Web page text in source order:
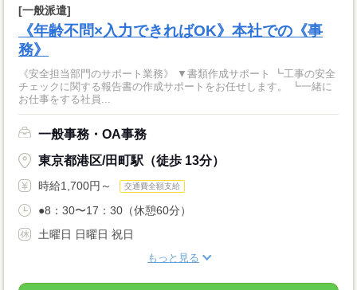
[一般派遣]
《年齢不問×入力できればOK》本社での《事
務》
《安全担当部門のサポート業務》 ▼書類作成サポート ┗工事の安全
チェックに関する報告書の作成サポートをお任せします。 ┗一緒に
お仕事をする社員...
一般事務・OA事務
東京都港区/田町駅（徒歩 13分）
時給1,700円～ 交通費全額支給
●8：30〜17：30（休憩60分）
土曜日 日曜日 祝日
もっと見る